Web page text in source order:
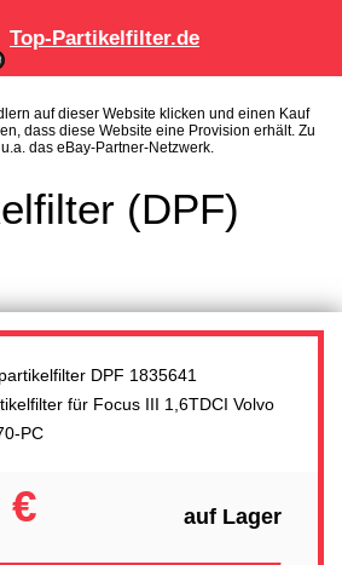
Top-Partikelfilter.de
auf dieser Website klicken und einen Kauf
dass diese Website eine Provision erhält. Zu
das eBay-Partner-Netzwerk.
(DPF)
für Focus III 1,6TDCI Volvo
PC
€ auf Lager